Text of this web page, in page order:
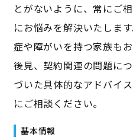
とがないように、常にご
にお悩みを解決いたしま
症や障がいを持つ家族も
後見、契約関連の問題に
づいた具体的なアドバイ
にご相談ください。
基本情報